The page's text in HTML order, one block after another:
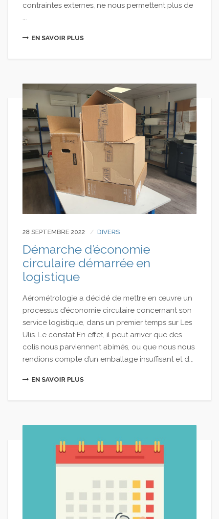
contraintes externes, ne nous permettent plus de
...
EN SAVOIR PLUS
28 SEPTEMBRE 2022 DIVERS
Démarche d’économie
circulaire démarrée en
logistique
Aérométrologie a décidé de mettre en œuvre un
processus d’économie circulaire concernant son
service logistique, dans un premier temps sur Les
Ulis. Le constat En effet, il peut arriver que des
colis nous parviennent abimés, ou que nous nous
rendions compte d’un emballage insuffisant et d...
EN SAVOIR PLUS